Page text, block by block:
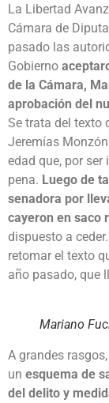
La Libertad
Cámara de
pasado las
Gobierno
de la Cámara,
aprobación del
Se trata del texto
Jeremías
edad que, por
pena. Luego de
senadora por
cayeron en saco
dispuesto a
retomar el texto
año pasado, que
Mariano
A grandes
un esquema de
del delito y